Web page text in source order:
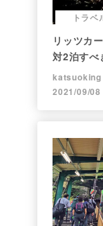
トラベ
リッツカ
対2泊すべ
katsuoking
2021/09/08